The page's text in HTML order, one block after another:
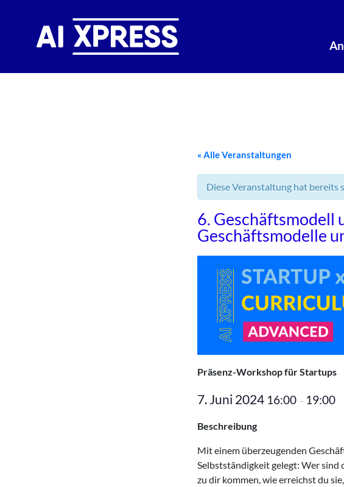
« Alle Veranstaltungen
Diese Veranstaltung hat bereits
6. Geschäftsmodell
Geschäftsmodelle
Präsenz-Workshopfür Startups
7. Juni 2024 16:00 – 19:00
Beschreibung
Mit einem überzeugenden
Selbstständigkeit gelegt: Wer sind
zu dir kommen, wie erreichst du